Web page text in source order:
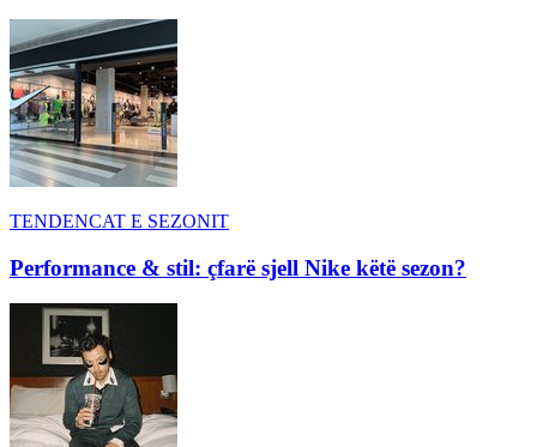
TENDENCAT E SEZONIT
Performance & stil: çfarë sjell Nike këtë sezon?